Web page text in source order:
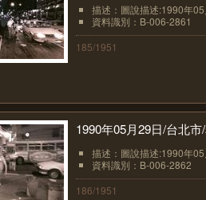
描述：圖說描述:1990年
資料識別：B-006-2861
185/1951
1990年05月29日/台北
描述：圖說描述:1990年
資料識別：B-006-2862
186/1951